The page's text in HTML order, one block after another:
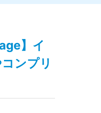
】イ
ンプリ